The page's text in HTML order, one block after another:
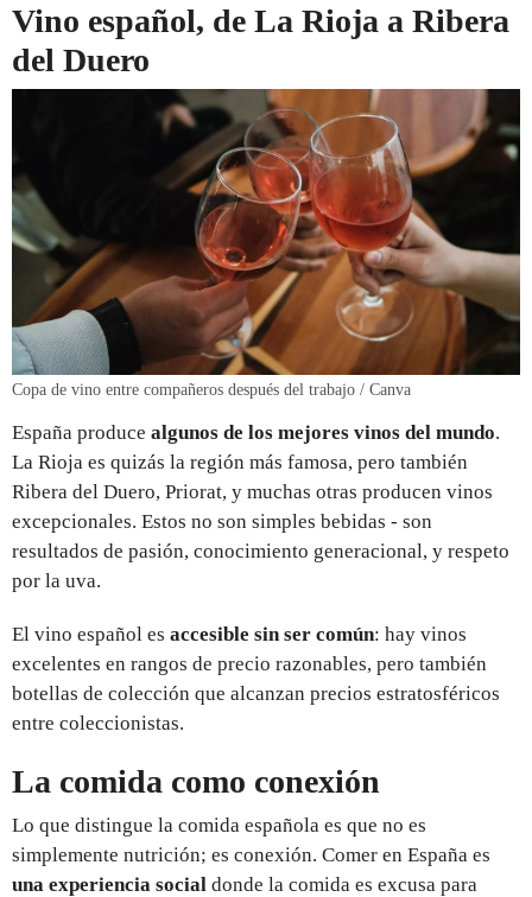
Vino español, de La Rioja a Ribera
del Duero
Copa de vino entre compañeros después del trabajo / Canva
España produce algunos de los mejores vinos del mundo.
La Rioja es quizás la región más famosa, pero también
Ribera del Duero, Priorat, y muchas otras producen vinos
excepcionales. Estos no son simples bebidas - son
resultados de pasión, conocimiento generacional, y respeto
por la uva.
El vino español es accesible sin ser común: hay vinos
excelentes en rangos de precio razonables, pero también
botellas de colección que alcanzan precios estratosféricos
entre coleccionistas.
La comida como conexión
Lo que distingue la comida española es que no es
simplemente nutrición; es conexión. Comer en España es
una experiencia social donde la comida es excusa para